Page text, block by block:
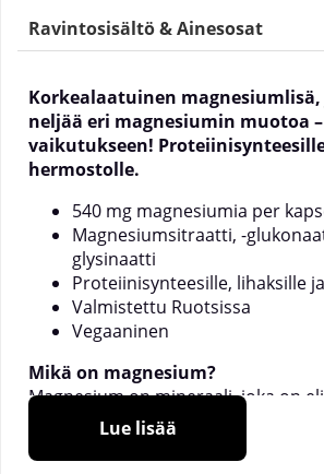
Ravintosisältö & Ainesosat
Korkealaatuinen
neljää eri magnesiumin muotoa
vaikutukseen!
hermostolle.
540 mg magnesiumia per
Magnesiumsitraatti, -
glysinaatti
Proteiinisynteesille, lihaksille
Valmistettu Ruotsissa
Vegaaninen
Mikä on magnesium?
Magnesium on mineraali, joka on
ihmiselle. Sitä on saatava joko
kehon biokemialliseen prosessiin ja
Lue lisää